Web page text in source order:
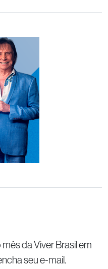
da Viver Brasilem
seu e-mail.